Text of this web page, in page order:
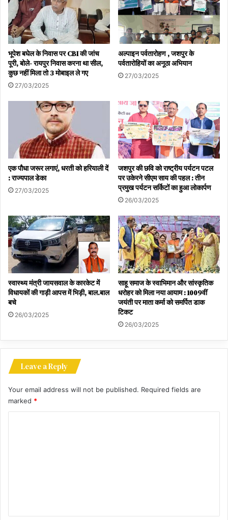
भूपेश बघेल के निवास पर CBI की जांच
पूरी, बोले- रायपुर निवास करना था सील,
कुछ नहीं मिला तो 3 मोबाइल ले गए
27/03/2025
अल्पाइन पर्वतारोहण , जशपुर के
पर्वतारोहियों का अनूठा अभियान
27/03/2025
एक पौधा जरूर लगाएं, धरती को हरियाली दें
: राज्यपाल डेका
27/03/2025
जशपुर की छवि को राष्ट्रीय पर्यटन पटल
पर उकेरने सीएम साय की पहल : तीन
प्रमुख पर्यटन सर्किटों का हुआ लोकार्पण
26/03/2025
स्वास्थ्य मंत्री जायसवाल के कारकेट में
विधायकों की गाड़ी आपस में भिड़ी, बाल.बाल
बचे
26/03/2025
साहू समाज के स्वाभिमान और सांस्कृतिक
धरोहर को मिला नया आयाम : 1009वीं
जयंती पर माता कर्मा को समर्पित डाक
टिकट
26/03/2025
Leave a Reply
Your email address will not be published. Required fields are
marked *